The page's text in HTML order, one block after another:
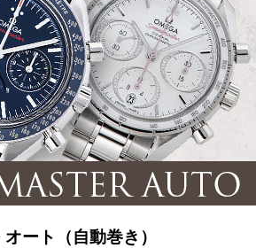
ート（自動巻き）